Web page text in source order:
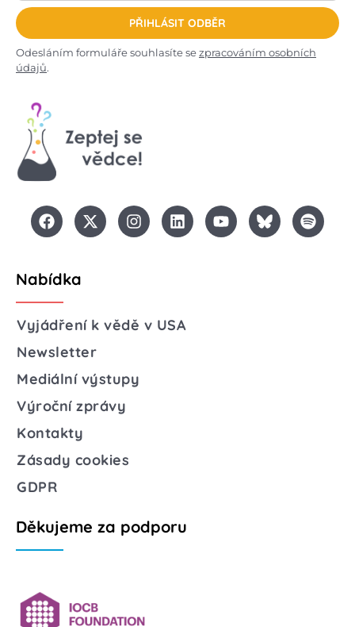
PŘIHLÁSIT ODBĚR
Odesláním formuláře souhlasíte sezpracováním osobních
údajů.
Nabídka
Vyjádření k vědě v USA
Newsletter
Mediální výstupy
Výroční zprávy
Kontakty
Zásady cookies
GDPR
Děkujeme za podporu